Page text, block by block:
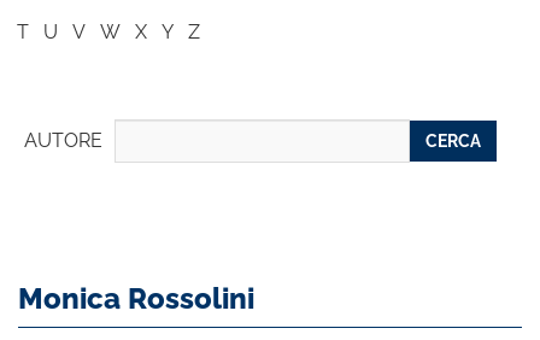
T U V W X Y Z
AUTORE CERCA
Monica Rossolini